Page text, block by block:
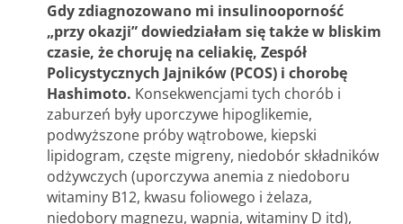
Gdy zdiagnozowano mi insulinooporność
„przy okazji” dowiedziałam się także w bliskim
czasie, że choruję na celiakię, Zespół
Policystycznych Jajników (PCOS) i chorobę
Hashimoto. Konsekwencjami tych chorób i
zaburzeń były uporczywe hipoglikemie,
podwyższone próby wątrobowe, kiepski
lipidogram, częste migreny, niedobór składników
odżywczych (uporczywa anemia z niedoboru
witaminy B12, kwasu foliowego i żelaza,
niedobory magnezu, wapnia, witaminy D itd),